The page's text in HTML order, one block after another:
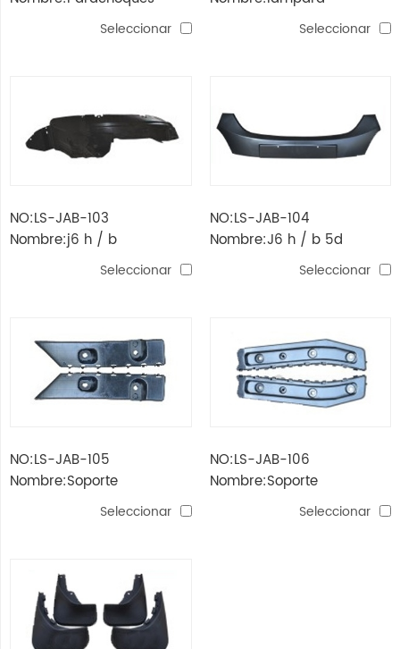
trasero j6 h / b 5dSeleccionar
antiniebla j6 h / b 5d
Seleccionar
NO:LS-JAB-103
Nombre:j6 h / b
guardabarros interior 5d
Seleccionar
NO:LS-JAB-104
Nombre:J6 h / b 5d
tablero delanteroSeleccionar
NO:LS-JAB-105
Nombre:Soporte
parachoques delantero j6
Seleccionar
NO:LS-JAB-106
Nombre:Soporte
parachoques trasero j6 h /
Seleccionar